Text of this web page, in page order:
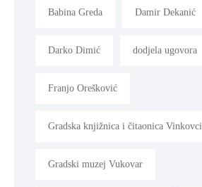
Babina Greda Damir Dekanić
Darko Dimić dodjela ugovora
Franjo Orešković
Gradska knjižnica i čitaonica Vinkovci
Gradski muzej Vukovar